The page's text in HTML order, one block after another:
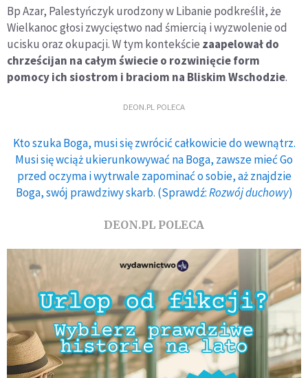
Bp Azar, Palestyńczyk urodzony w Libanie podkreślił, że
Wielkanoc głosi zwycięstwo nad śmiercią i wyzwolenie od
ucisku oraz okupacji. W tym kontekście zaapelował do
chrześcijan na całym świecie o rozwinięcie form
pomocy ich siostrom i braciom na Bliskim Wschodzie.
DEON.PL POLECA
Kto szuka Boga, musi się zwrócić całkowicie do wewnątrz.
Musi się wciąż ukierunkowywać na Boga, zawsze mieć Go
przed oczyma i wytrwale zapominać o sobie, aż znajdzie
Boga, swój prawdziwy skarb. (Sprawdź:Rozwój duchowy)
DEON.PL POLECA